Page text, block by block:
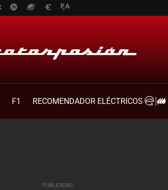
F1
RECOMENDADOR ELÉCTRICOS